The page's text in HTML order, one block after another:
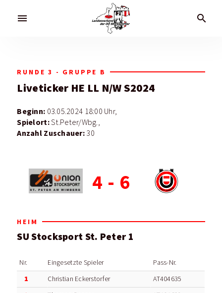
menu search
RUNDE 3 - GRUPPE B
Liveticker HE LL N/W S2024
Beginn: 03.05.2024 18:00 Uhr,
Spielort:St.Peter/Wbg.,
Anzahl Zuschauer: 30
4 - 6
HEIM
SU Stocksport St. Peter 1
Nr. Eingesetzte Spieler Pass-Nr.
1 Christian Eckerstorfer AT404635